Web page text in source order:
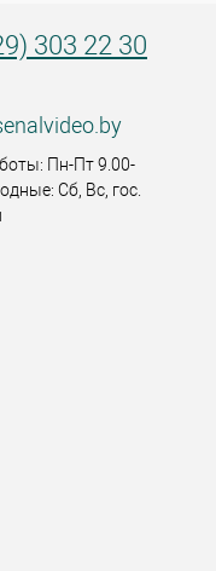
303 22 30
Пн-Пт 9.00-
Сб, Вс, гос.